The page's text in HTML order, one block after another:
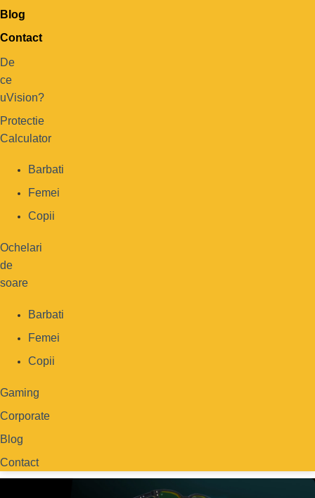
Blog
Contact
De
ce
uVision?
Protectie
Calculator
Barbati
Femei
Copii
Ochelari
de
soare
Barbati
Femei
Copii
Gaming
Corporate
Blog
Contact